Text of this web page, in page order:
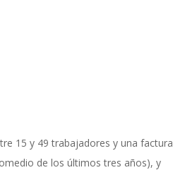
15 y 49 trabajadores y una
de los últimos tres años), y